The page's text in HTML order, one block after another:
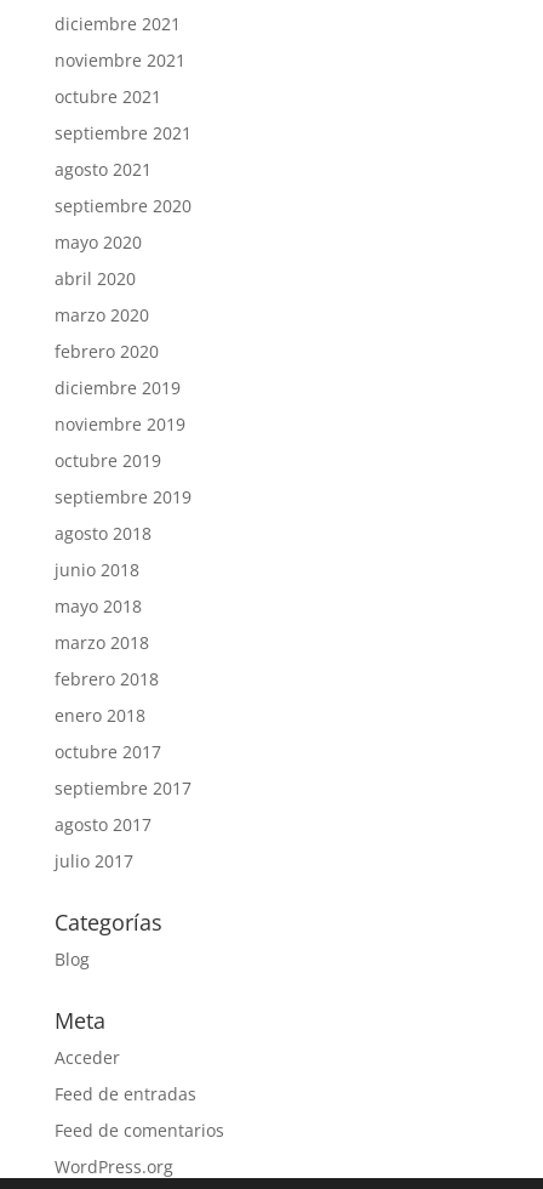
diciembre 2021
noviembre 2021
octubre 2021
septiembre 2021
agosto 2021
septiembre 2020
mayo 2020
abril 2020
marzo 2020
febrero 2020
diciembre 2019
noviembre 2019
octubre 2019
septiembre 2019
agosto 2018
junio 2018
mayo 2018
marzo 2018
febrero 2018
enero 2018
octubre 2017
septiembre 2017
agosto 2017
julio 2017
Categorías
Blog
Meta
Acceder
Feed de entradas
Feed de comentarios
WordPress.org